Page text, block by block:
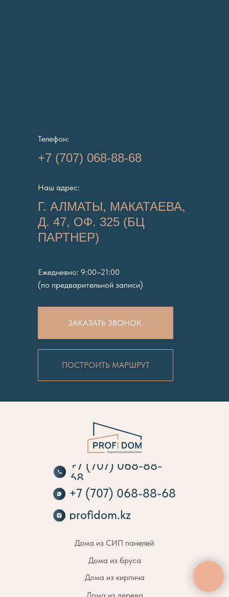
Наш адрес:
+7 (707) 068-88-68
Г. АЛМАТЫ, МАКАТАЕВА,
Д. 47, ОФ. 325 (БЦ
ПАРТНЕР)
ПОСТРОИТЬ МАРШРУТ
Телефон:
Ежедневно: 9:00–21:00
(по предварительной записи)
ЗАКАЗАТЬ ЗВОНОК
+7 (707) 068-88-68
Дома из бруса
+7 (707) 068-88-
68
Дома из СИП панелей
Дома из кирпича
profidom.kz